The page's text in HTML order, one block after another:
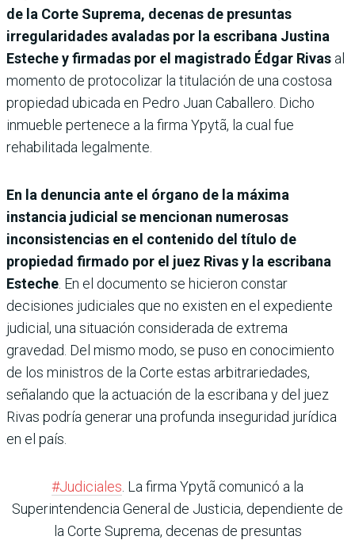
de la Corte Suprema, decenas de presuntas
irregularidades avaladas por la escribana Justina
Esteche y firmadas por el magistrado Édgar Rivas al
momento de protocolizar la titulación de una costosa
propiedad ubicada en Pedro Juan Caballero. Dicho
inmueble pertenece a la firma Ypytã, la cual fue
rehabilitada legalmente.
En la denuncia ante el órgano de la máxima
instancia judicial se mencionan numerosas
inconsistencias en el contenido del título de
propiedad firmado por el juez Rivas y la escribana
Esteche . En el documento se hicieron constar
decisiones judiciales que no existen en el expediente
judicial, una situación considerada de extrema
gravedad. Del mismo modo, se puso en conocimiento
de los ministros de la Corte estas arbitrariedades,
señalando que la actuación de la escribana y del juez
Rivas podría generar una profunda inseguridad jurídica
en el país.
#Judiciales . La firma Ypytã comunicó a la
Superintendencia General de Justicia, dependiente de
la Corte Suprema, decenas de presuntas